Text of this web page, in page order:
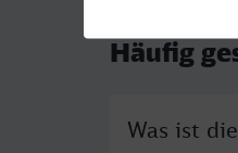
Häufig
Was ist